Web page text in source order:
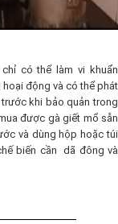
có thể làm vi khuẩn
động và có thể phát
khi bảo quản trong
được gà giết mổ sẵn
và dùng hộp hoặc túi
biến cần dã đông và